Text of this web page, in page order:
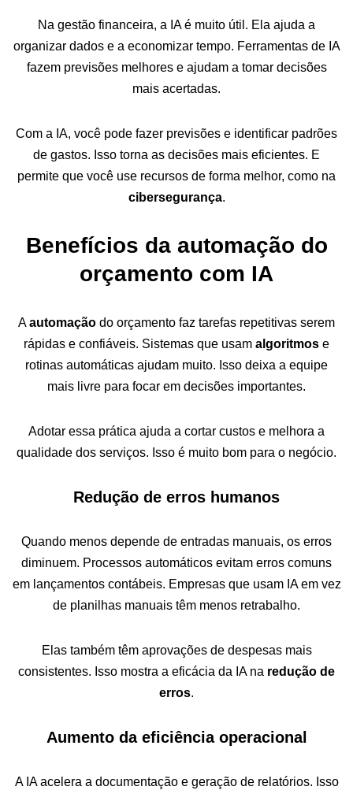
Na gestão financeira, a IA é muito útil. Ela ajuda a
organizar dados e a economizar tempo. Ferramentas de IA
fazem previsões melhores e ajudam a tomar decisões
mais acertadas.
Com a IA, você pode fazer previsões e identificar padrões
de gastos. Isso torna as decisões mais eficientes. E
permite que você use recursos de forma melhor, como na
cibersegurança.
Benefícios da automação do
orçamento com IA
Aautomação do orçamento faz tarefas repetitivas serem
rápidas e confiáveis. Sistemas que usam algoritmos e
rotinas automáticas ajudam muito. Isso deixa a equipe
mais livre para focar em decisões importantes.
Adotar essa prática ajuda a cortar custos e melhora a
qualidade dos serviços. Isso é muito bom para o negócio.
Redução de erros humanos
Quando menos depende de entradas manuais, os erros
diminuem. Processos automáticos evitam erros comuns
em lançamentos contábeis. Empresas que usam IA em vez
de planilhas manuais têm menos retrabalho.
Elas também têm aprovações de despesas mais
consistentes. Isso mostra a eficácia da IA na redução de
erros.
Aumento da eficiência operacional
A IA acelera a documentação e geração de relatórios. Isso